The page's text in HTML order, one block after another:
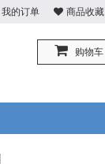
我的订单 商品收藏
购物车